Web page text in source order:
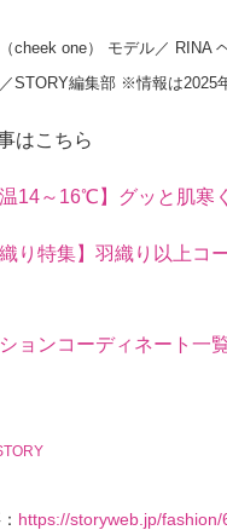
cheek one） モデル／ RINA
STORY編集部 ※情報は2025
はこちら
温14～16℃】グッと肌寒
織り特集】羽織り以上
ョンコーディネート一
https://storyweb.jp/fashion/